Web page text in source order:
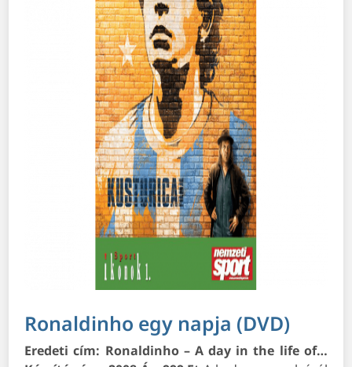
Ronaldinho egy napja (DVD)
Eredeti cím: Ronaldinho – A day in the life of…